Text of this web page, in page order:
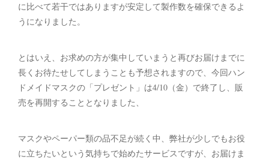
に比べて若干ではありますが安定して製作数を確保できるよ
うになりました。
とはいえ、お求めの方が集中していまうと再びお届けまでに
長くお待たせしてしまうことも予想されますので、今回ハン
ドメイドマスクの「プレゼント」は4/10（金）で終了し、販
売を再開することとなりました、
マスクやペーパー類の品不足が続く中、弊社が少しでもお役
に立ちたいという気持ちで始めたサービスですが、お届けま